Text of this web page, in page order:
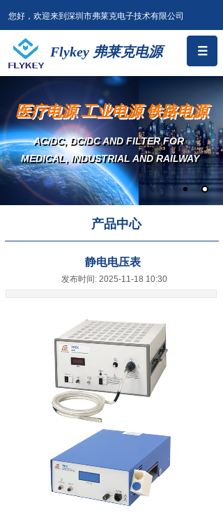
您好，欢迎来到深圳市弗莱克电子技术有限公司
Flykey 弗莱克电源
医疗电源 工业电源 铁路电源
AC/DC, DC/DC AND FILTERFOR
MEDICAL, INDUSTRIAL AND RAILWAY
产品中心
静电电压表
发布时间: 2025-11-18 10:30